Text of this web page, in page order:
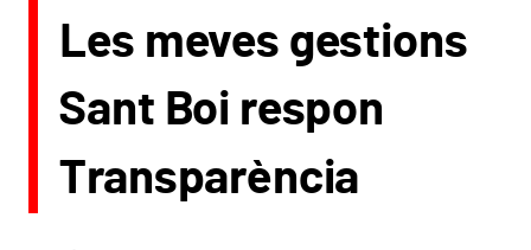
Les meves gestions
Sant Boi respon
Transparència